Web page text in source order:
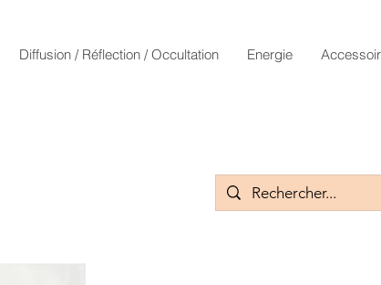
Diffusion / Réflection / Occultation Energie